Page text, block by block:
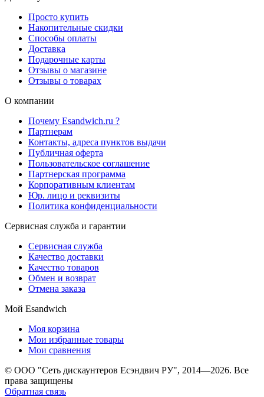
Просто купить
Накопительные скидки
Способы оплаты
Доставка
Подарочные карты
Отзывы о магазине
Отзывы о товарах
О компании
Почему Esandwich.ru ?
Партнерам
Контакты, адреса пунктов выдачи
Публичная оферта
Пользовательское соглашение
Партнерская программа
Корпоративным клиентам
Юр. лицо и реквизиты
Политика конфиденциальности
Сервисная служба и гарантии
Сервисная служба
Качество доставки
Качество товаров
Обмен и возврат
Отмена заказа
Мой Esandwich
Моя корзина
Мои избранные товары
Мои сравнения
© ООО "Сеть дискаунтеров Есэндвич РУ", 2014—2026. Все
права защищены
Обратная связь